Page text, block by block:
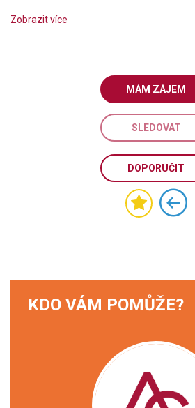
Zobrazit více
MÁM ZÁJEM
SLEDOVAT
DOPORUČIT
KDO VÁM POMŮŽE?